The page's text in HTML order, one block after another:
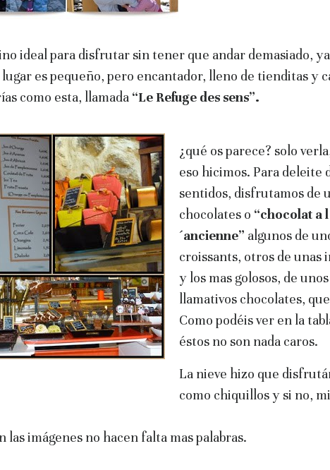
ideal para disfrutar sin tener que andar demasiado,
es pequeño, pero encantador, lleno de tienditas y
como esta, llamada “Le Refuge des sens”.
¿qué os parece? solo
eso hicimos. Para deleite
sentidos, disfrutamos de
chocolates o “chocolat a l
´ancienne” algunos de
croissants, otros de unas
y los mas golosos, de unos
llamativos chocolates,
Como podéis ver en la
éstos no son nada caros.
La nieve hizo que
como chiquillos y si no,
las imágenes no hacen falta mas palabras.